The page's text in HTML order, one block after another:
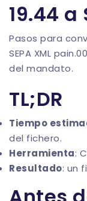
19.44 a
Pasos para
SEPA XML
del mandato.
TL;DR
Tiempo
del fichero.
Herramienta:
Resultado: un